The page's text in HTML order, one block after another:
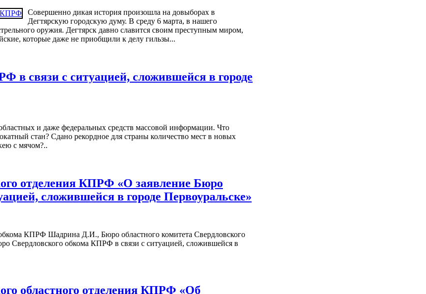
Совершенно дикая история произошла на довыборах в
Дегтярскую городскую думу. В среду 6 марта, в нашего
оружия. Дегтярск давно славится своим преступным миром,
которые даже не приобщили к делу гильзы...
в связи с ситуацией, сложившейся в городе
и даже федеральных средств массовой информации. Что
стан? Сдано рекордное для страны количество мест в новых
с мячом?..
отделения КПРФ «О заявление Бюро
сложившейся в городе Первоуральске»
КПРФ Шадрина Д.И., Бюро областного комитета Свердловского
Свердловского обкома КПРФ в связи с ситуацией, сложившейся в
областного отделения КПРФ «Об